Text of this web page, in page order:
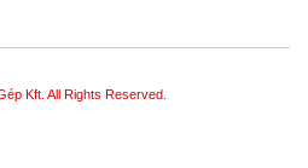
Kft. All Rights Reserved.